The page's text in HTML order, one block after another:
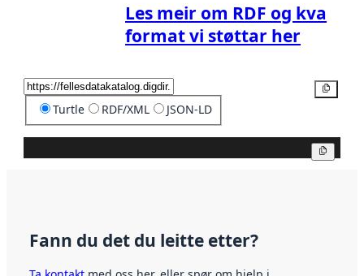
Les meir om RDF og kva
format vi støttar her
Turtle RDF/XML JSON-LD
Fann du det du leitte etter?